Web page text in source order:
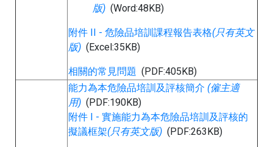
版) (Word:48KB)
附件 II - 危險品培訓課程報告表格(只有英文
版) (Excel:35KB)
相關的常⾒問題 (PDF:405KB)
能力為本危險品培訓及評核簡介 (僱主適
用) (PDF:190KB)
附件 I - 實施能力為本危險品培訓及評核的
擬議框架(只有英文版) (PDF:263KB)